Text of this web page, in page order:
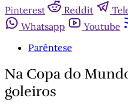
Pinterest
Reddit
Whatsapp
Youtube
Parêntese
Na Copa do
goleiros